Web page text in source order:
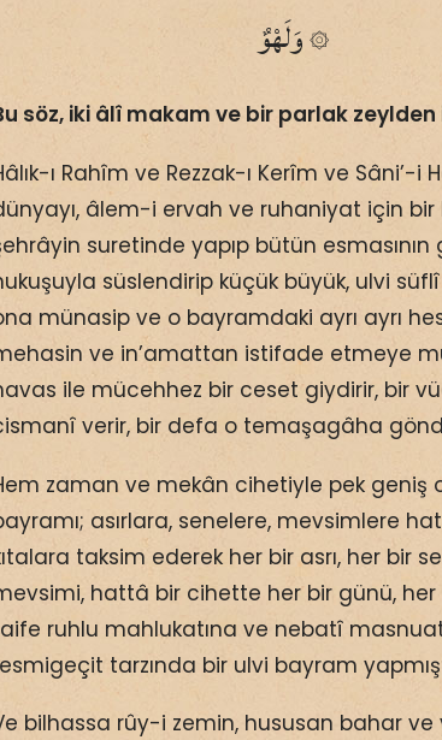
وَلَهْوٌ ۞
söz, iki âlî makam ve bir parlak
ı Rahîm ve Rezzak-ı Kerîm ve Sâni’-i
âlem-i ervah ve ruhaniyat için
suretinde yapıp bütün
süslendirip küçük büyük, ulvi
münasip ve o bayramdaki ayrı ayrı
ve in’amattan istifade etmeye
ile mücehhez bir ceset giydirir, bir
verir, bir defa o temaşagâha
zaman ve mekân cihetiyle pek geniş
asırlara, senelere, mevsimlere
taksim ederek her bir asrı, her bir
hattâ bir cihette her bir günü, her
ruhlu mahlukatına ve nebatî
tarzında bir ulvi bayram
bilhassa rûy-i zemin, hususan bahar ve